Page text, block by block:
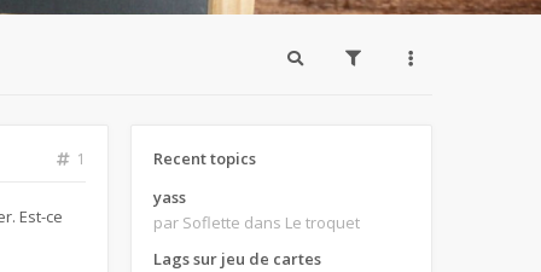
1
Est-ce
Recent topics
yass
par Soflette dans Le troquet
Lags sur jeu de cartes